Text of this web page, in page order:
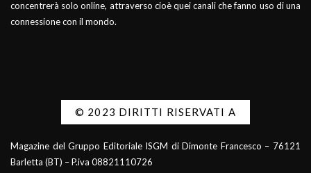
concentrerà solo online, attraverso cioè quei canali che fanno uso di una
connessione con il mondo.
© 2023 DIRITTI RISERVATI A
Magazine del Gruppo Editoriale ISGM di Dimonte Francesco – 76121
Barletta (BT) – P.iva 08821110726